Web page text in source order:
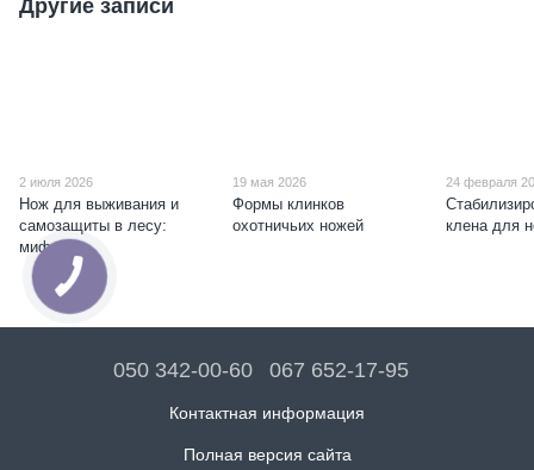
Другие записи
2 июля 2026
Нож для выживания и
самозащиты в лесу:
мифы
19 мая 2026
Формы клинков
охотничьих ножей
24 февраля
клена для
050 342-00-60 067 652-17-95
Контактная информация
Полная версия сайта